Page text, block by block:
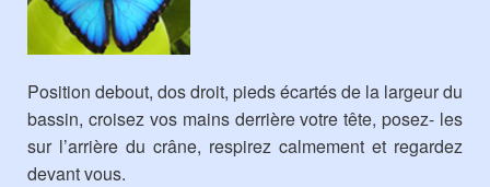
Position debout, dos droit, pieds écartés de la largeur du
bassin, croisez vos mains derrière votre tête, posez- les
sur l’arrière du crâne, respirez calmement et regardez
devant vous.